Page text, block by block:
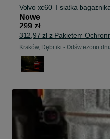
Volvo xc60 II siatka
Nowe
299 zł
312,97 zł z Pakietem
Kraków, Dębniki - Odświeżono